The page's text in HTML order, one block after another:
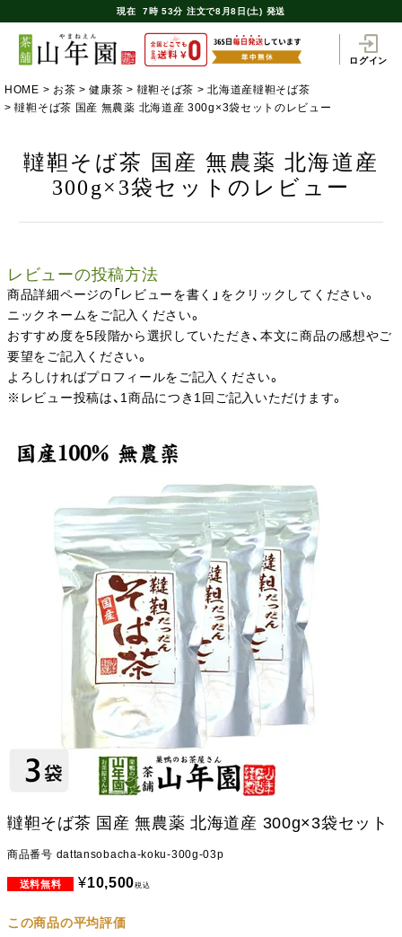
現在 7時 53分 注文で8月8日(土) 発送
ログイン
HOME お茶 健康茶 韃靼そば茶
北海道産韃靼そば茶
韃靼そば茶 国産 無農薬 北海道産 300g×3袋セットのレビュー
韃靼そば茶 国産 無農薬 北海道産
300g×3袋セットのレビュー
レビューの投稿方法
商品詳細ページの「レビューを書く」をクリックしてください。
ニックネームをご記入ください。
おすすめ度を5段階から選択していただき、本文に商品の感想やご
要望をご記入ください。
よろしければプロフィールをご記入ください。
※レビュー投稿は、1商品につき1回ご記入いただけます。
韃靼そば茶 国産 無農薬 北海道産 300g×3袋セット
商品番号 dattansobacha-koku-300g-03p
¥10,500税込